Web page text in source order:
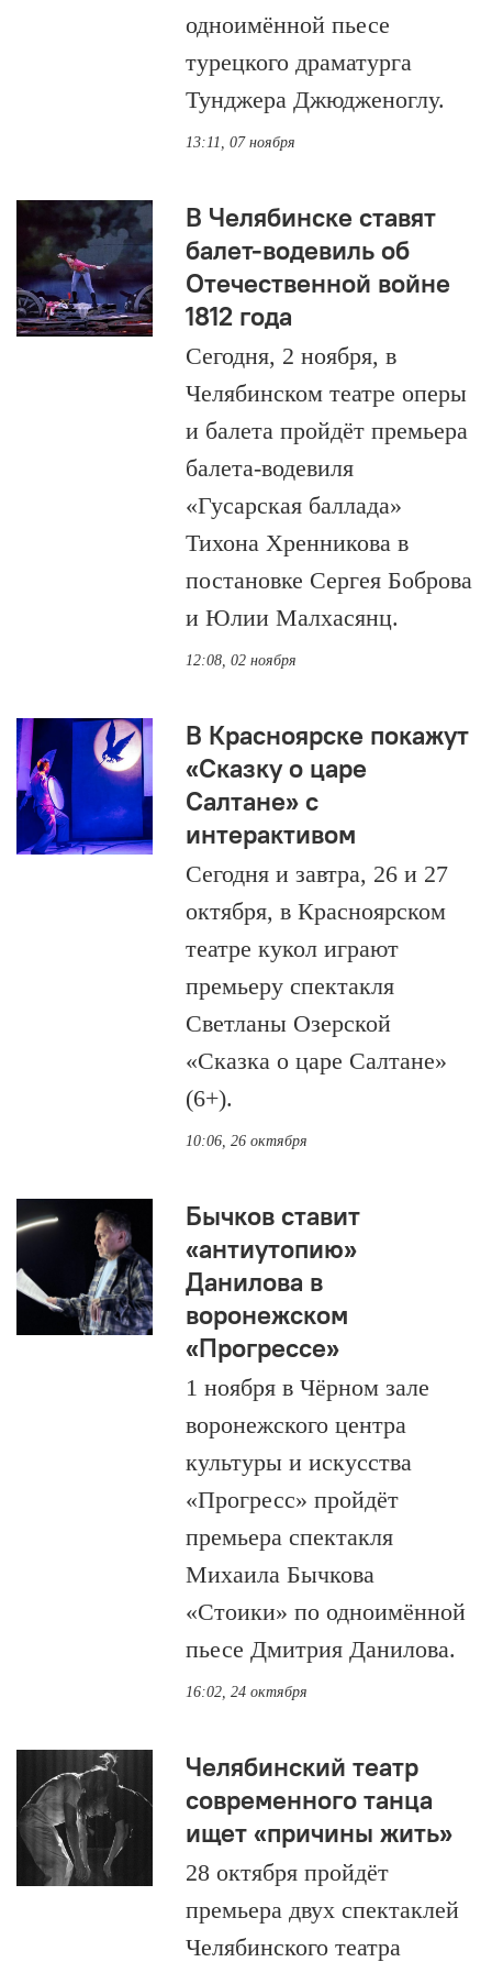
одноимённой пьесе
турецкого драматурга
Тунджера Джюдженоглу.
13:11, 07 ноября
В Челябинске ставят
балет-водевиль об
Отечественной войне
1812 года
Сегодня, 2 ноября, в
Челябинском театре оперы
и балета пройдёт премьера
балета-водевиля
«Гусарская баллада»
Тихона Хренникова в
постановке Сергея Боброва
и Юлии Малхасянц.
12:08, 02 ноября
В Красноярске покажут
«Сказку о царе
Салтане» с
интерактивом
Сегодня и завтра, 26 и 27
октября, в Красноярском
театре кукол играют
премьеру спектакля
Светланы Озерской
«Сказка о царе Салтане»
(6+).
10:06, 26 октября
Бычков ставит
«антиутопию»
Данилова в
воронежском
«Прогрессе»
1 ноября в Чёрном зале
воронежского центра
культуры и искусства
«Прогресс» пройдёт
премьера спектакля
Михаила Бычкова
«Стоики» по одноимённой
пьесе Дмитрия Данилова.
16:02, 24 октября
Челябинский театр
современного танца
ищет «причины жить»
28 октября пройдёт
премьера двух спектаклей
Челябинского театра